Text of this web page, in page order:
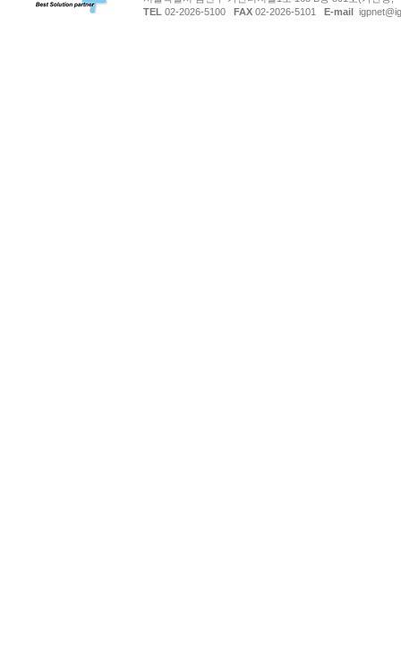
TEL 02-2026-5100 FAX 02-2026-5101 E-mail